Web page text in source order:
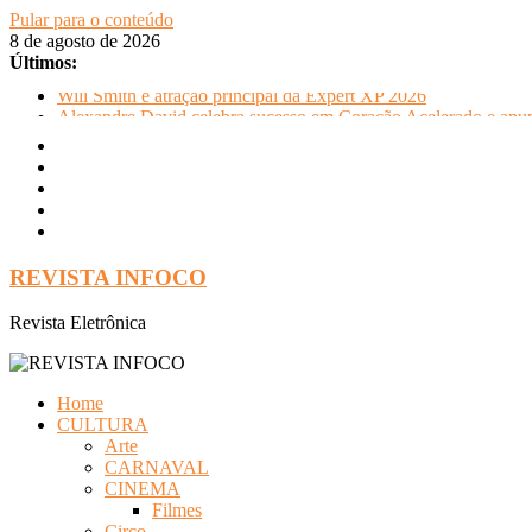
Pular para o conteúdo
8 de agosto de 2026
Últimos:
Will Smith é atração principal da Expert XP 2026
REVISTA INFOCO
Revista Eletrônica
Home
CULTURA
Arte
CARNAVAL
CINEMA
Filmes